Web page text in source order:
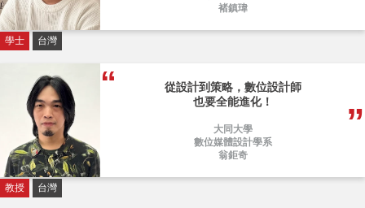
褚鎮瑋
學士 台灣
從設計到策略，數位設計師
也要全能進化！
大同大學
數位媒體設計學系
翁鉅奇
教授 台灣